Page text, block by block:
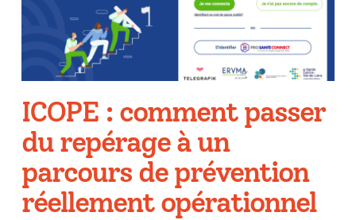
ICOPE : comment passer
du repérage à un
parcours de prévention
réellement opérationnel